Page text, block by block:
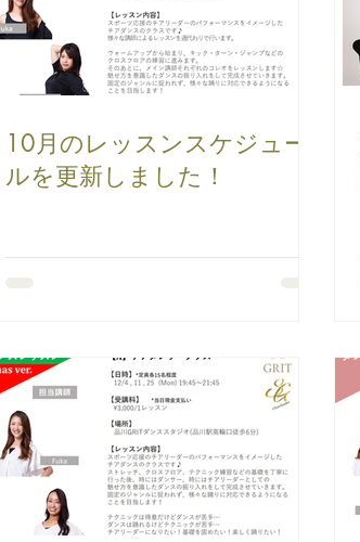
10月のレッスンスケジュー
ルを更新しました！